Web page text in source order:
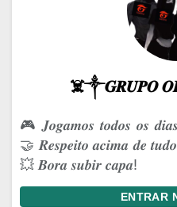
☠️༒𝑮𝑹𝑼𝑷𝑶
🎮 𝑱𝒐𝒈𝒂𝒎𝒐𝒔 𝒕𝒐𝒅𝒐𝒔 𝒐𝒔
🤝 𝑹𝒆𝒔𝒑𝒆𝒊𝒕𝒐 𝒂𝒄𝒊𝒎𝒂 𝒅𝒆
💥 𝑩𝒐𝒓𝒂 𝒔𝒖𝒃𝒊𝒓 𝒄𝒂𝒑𝒂!
ENTRAR